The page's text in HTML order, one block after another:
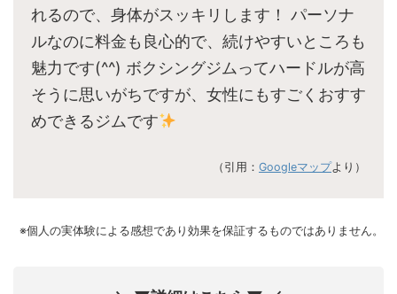
れるので、身体がスッキリします！ パーソナ
ルなのに料金も良心的で、続けやすいところも
魅力です(^^) ボクシングジムってハードルが高
そうに思いがちですが、女性にもすごくおすす
めできるジムです
（引用： Googleマップより）
※個人の実体験による感想であり効果を保証するものではありません。